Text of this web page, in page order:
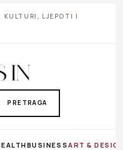
KULTURI, LJEPOTI I
PRETRAGA
BUSINESS ART &